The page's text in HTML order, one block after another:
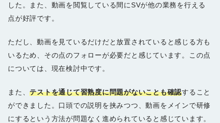
した。また、動画を閲覧している間にSVが他の業務を行える
点が好評です。
ただし、動画を見ているだけだと放置されていると感じる方も
いるため、その点のフォローが必要だと感じています。この点
については、現在検討中です。
また、テストを通じて習熟度に問題がないことも確認すること
ができました。口頭での説明を挟みつつ、動画をメインで研修
にするという方法が問題なく進められていると感じています。